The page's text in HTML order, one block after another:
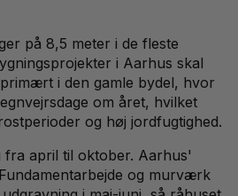
på 8,5 meter i de fleste
i Aarhus skal
i den gamle bydel, hvor
om året, hvilket
og høj jordfugtighed.
april til oktober. Aarhus'
og murværk